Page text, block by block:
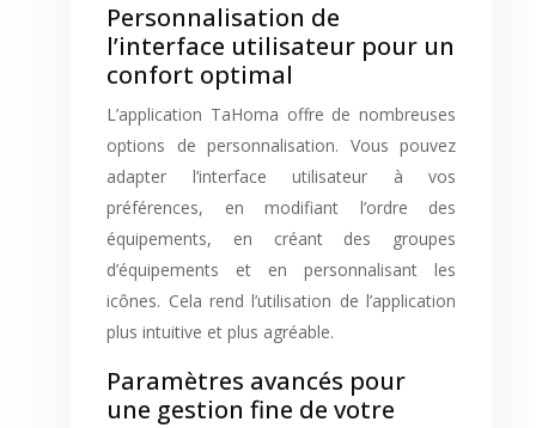
Personnalisation de
l’interface utilisateur pour un
confort optimal
L’application TaHoma offre de nombreuses
options de personnalisation. Vous pouvez
adapter l’interface utilisateur à vos
préférences, en modifiant l’ordre des
équipements, en créant des groupes
d’équipements et en personnalisant les
icônes. Cela rend l’utilisation de l’application
plus intuitive et plus agréable.
Paramètres avancés pour
une gestion fine de votre